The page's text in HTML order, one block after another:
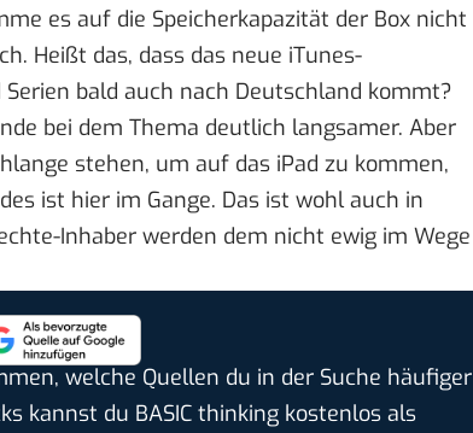
es auf die Speicherkapazität der Box nicht
Heißt das, dass das neue iTunes-
bald auch nach Deutschland kommt?
bei dem Thema deutlich langsamer. Aber
stehen, um auf das iPad zu kommen,
ist hier im Gange. Das ist wohl auch in
Inhaber werden dem nicht ewig im Wege
welche Quellen du in der Suche häufiger
kannst du BASIC thinking kostenlos als